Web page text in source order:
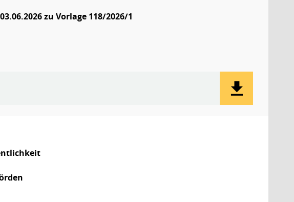
zu Vorlage 118/2026/1